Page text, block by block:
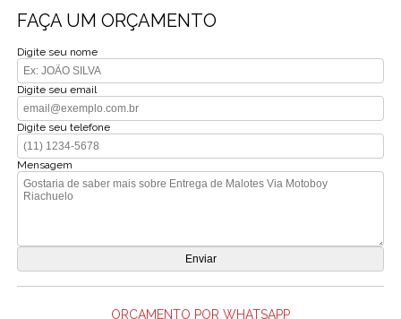
FAÇA UM ORÇAMENTO
Digite seu nome
Digite seu email
Digite seu telefone
Mensagem
ORÇAMENTO POR WHATSAPP